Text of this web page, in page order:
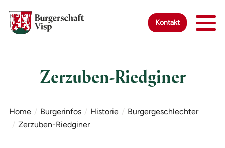
Kontakt
Home Burgerinfos Historie
Burgergeschlechter
Zerzuben-Riedginer
Zerzuben-Riedginer